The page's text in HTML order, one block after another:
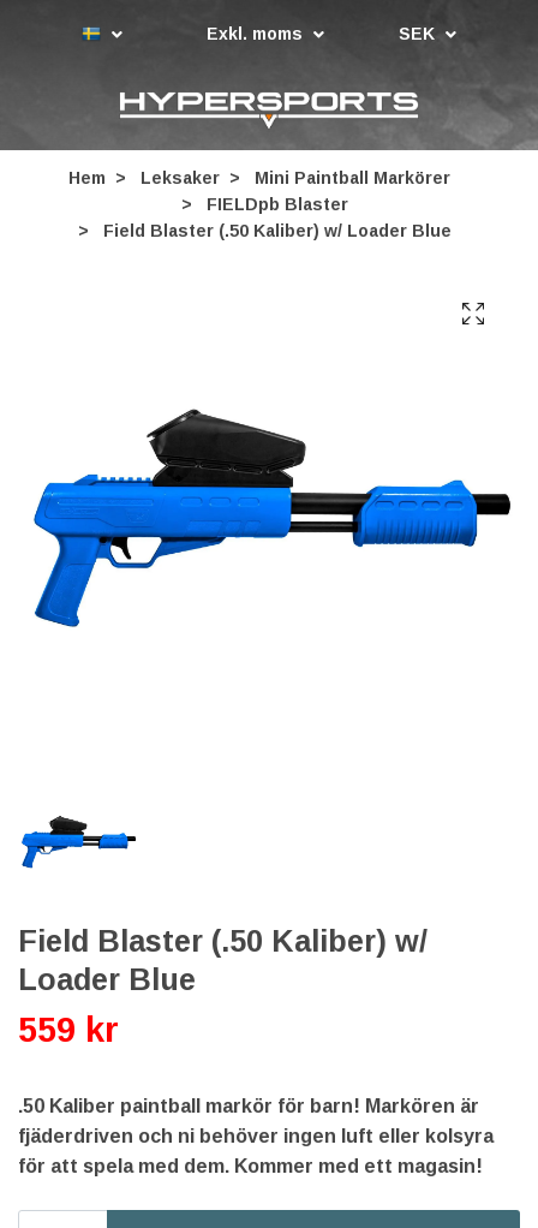
Exkl. moms SEK
Hem Leksaker
Mini Paintball Markörer
FIELDpb Blaster
Field Blaster (.50 Kaliber) w/ Loader Blue
Field Blaster (.50 Kaliber) w/
Loader Blue
559 kr
.50 Kaliber paintball markör för barn! Markören är
fjäderdriven och ni behöver ingen luft eller kolsyra
för att spela med dem. Kommer med ett magasin!